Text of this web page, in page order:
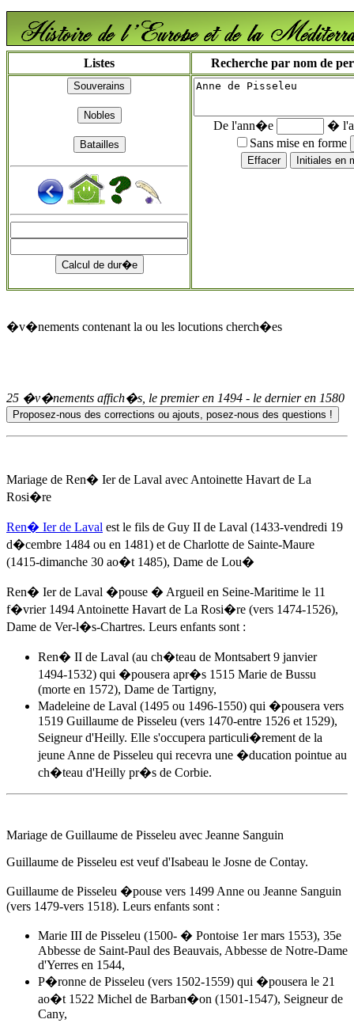
Listes Recherche par nom de
De l'ann�e
�
Sans mise en forme
�v�nements contenant la ou les locutions cherch�es
25 �v�nements affich�s, le premier en 1494 - le dernier en 1580
Mariage de Ren� Ier de Laval avec Antoinette Havart de La
Rosi�re
Ren� Ier de Laval est le fils de Guy II de Laval (1433-vendredi 19
d�cembre 1484 ou en 1481) et de Charlotte de Sainte-Maure
(1415-dimanche 30 ao�t 1485), Dame de Lou�
Ren� Ier de Laval �pouse � Argueil en Seine-Maritime le 11
f�vrier 1494 Antoinette Havart de La Rosi�re (vers 1474-1526),
Dame de Ver-l�s-Chartres. Leurs enfants sont :
Ren� II de Laval (au ch�teau de Montsabert 9 janvier
1494-1532) qui �pousera apr�s 1515 Marie de Bussu
(morte en 1572), Dame de Tartigny,
Madeleine de Laval (1495 ou 1496-1550) qui �pousera vers
1519 Guillaume de Pisseleu (vers 1470-entre 1526 et 1529),
Seigneur d'Heilly. Elle s'occupera particuli�rement de la
jeune Anne de Pisseleu qui recevra une �ducation pointue au
ch�teau d'Heilly pr�s de Corbie.
Mariage de Guillaume de Pisseleu avec Jeanne Sanguin
Guillaume de Pisseleu est veuf d'Isabeau le Josne de Contay.
Guillaume de Pisseleu �pouse vers 1499 Anne ou Jeanne Sanguin
(vers 1479-vers 1518). Leurs enfants sont :
Marie III de Pisseleu (1500- � Pontoise 1er mars 1553), 35e
Abbesse de Saint-Paul des Beauvais, Abbesse de Notre-Dame
d'Yerres en 1544,
P�ronne de Pisseleu (vers 1502-1559) qui �pousera le 21
ao�t 1522 Michel de Barban�on (1501-1547), Seigneur de
Cany,